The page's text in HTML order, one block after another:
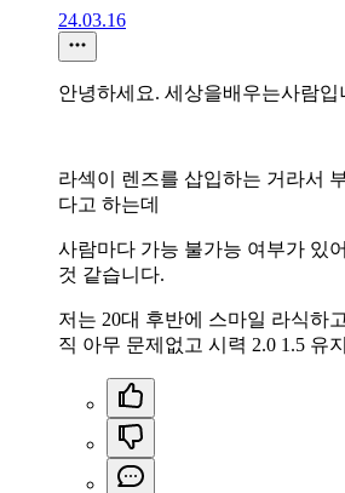
24.03.16
안녕하세요. 세상을배우는사람입
라섹이 렌즈를 삽입하는 거라서
다고 하는데
사람마다 가능 불가능 여부가 있
것 같습니다.
저는 20대 후반에 스마일 라식하
직 아무 문제없고 시력 2.0 1.5 유